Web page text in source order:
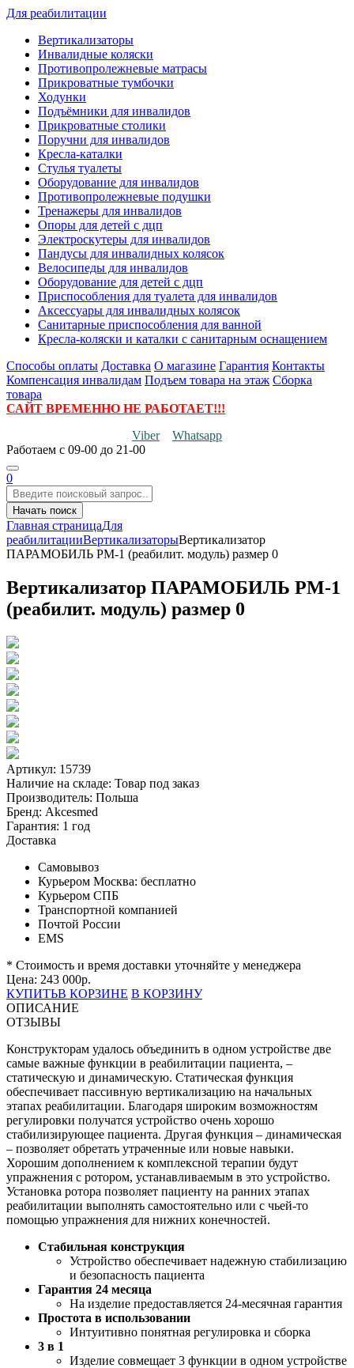
Для реабилитации
Вертикализаторы
Инвалидные коляски
Противопролежневые матрасы
Прикроватные тумбочки
Ходунки
Подъёмники для инвалидов
Прикроватные столики
Поручни для инвалидов
Кресла-каталки
Стулья туалеты
Оборудование для инвалидов
Противопролежневые подушки
Тренажеры для инвалидов
Опоры для детей с дцп
Электроскутеры для инвалидов
Пандусы для инвалидных колясок
Велосипеды для инвалидов
Оборудование для детей с дцп
Приспособления для туалета для инвалидов
Аксессуары для инвалидных колясок
Санитарные приспособления для ванной
Кресла-коляски и каталки с санитарным оснащением
Способы оплаты Доставка О магазине Гарантия Контакты
Компенсация инвалидам Подъем товара на этаж Сборка
товара
САЙТ ВРЕМЕННО НЕ РАБОТАЕТ!!!
Viber
Whatsapp
Работаем с 09-00 до 21-00
0
Начать поиск
Главная страницаДля
реабилитацииВертикализаторыВертикализатор
ПАРАМОБИЛЬ PM-1 (реабилит. модуль) размер 0
Вертикализатор ПАРАМОБИЛЬ PM-1
(реабилит. модуль) размер 0
Артикул: 15739
Наличие на складе: Товар под заказ
Производитель: Польша
Бренд: Akcesmed
Гарантия: 1 год
Доставка
Самовывоз
Курьером Москва: бесплатно
Курьером СПБ
Транспортной компанией
Почтой России
EMS
* Стоимость и время доставки уточняйте у менеджера
Цена: 243 000р.
КУПИТЬВ КОРЗИНЕ В КОРЗИНУ
ОПИСАНИЕ
ОТЗЫВЫ
Конструкторам удалось объединить в одном устройстве две
самые важные функции в реабилитации пациента, –
статическую и динамическую. Статическая функция
обеспечивает пассивную вертикализацию на начальных
этапах реабилитации. Благодаря широким возможностям
регулировки получатся устройство очень хорошо
стабилизирующее пациента. Другая функция – динамическая
– позволяет обретать утраченные или новые навыки.
Хорошим дополнением к комплексной терапии будут
упражнения с ротором, устанавливаемым в это устройство.
Установка ротора позволяет пациенту на ранних этапах
реабилитации выполнять самостоятельно или с чьей-то
помощью упражнения для нижних конечностей.
Стабильная конструкция
Устройство обеспечивает надежную стабилизацию
и безопасность пациента
Гарантия 24 месяца
На изделие предоставляется 24-месячная гарантия
Простота в использовании
Интуитивно понятная регулировка и сборка
3 в 1
Изделие совмещает 3 функции в одном устройстве